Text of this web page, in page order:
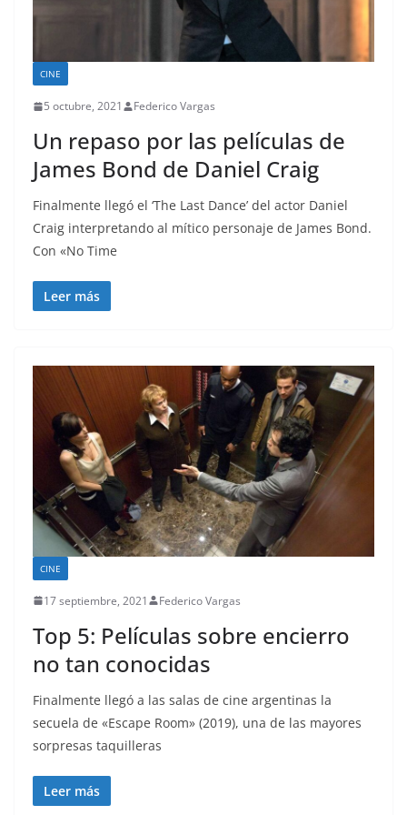
CINE
5 octubre, 2021 Federico Vargas
Un repaso por las películas de
James Bond de Daniel Craig
Finalmente llegó el ‘The Last Dance’ del actor Daniel
Craig interpretando al mítico personaje de James Bond.
Con «No Time
Leer más
CINE
17 septiembre, 2021 Federico Vargas
Top 5: Películas sobre encierro
no tan conocidas
Finalmente llegó a las salas de cine argentinas la
secuela de «Escape Room» (2019), una de las mayores
sorpresas taquilleras
Leer más